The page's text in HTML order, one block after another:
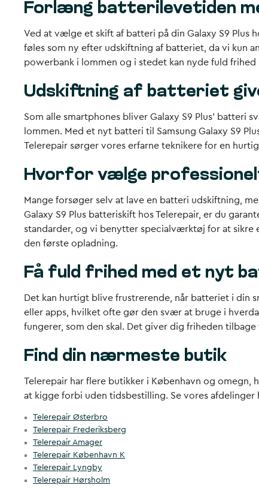
Forlæng batterilevetiden
Ved at vælge et skift af batteri på din Galaxy S9 Plus
føles som ny efter udskiftning af batteriet, da vi kun
powerbank i lommen og i stedet kan nyde fuld
Udskiftning af batteriet
Som alle smartphones bliver Galaxy S9 Plus’ batteri
lommen. Med et nyt batteri til Samsung Galaxy S9
Telerepair sørger vores erfarne teknikere for en
Hvorfor vælge
Mange forsøger selv at lave en batteri udskiftning,
Galaxy S9 Plus batteriskift hos Telerepair, er du
standarder, og vi benytter specialværktøj for at sikre
den første opladning.
Få fuld frihed med et nyt
Det kan hurtigt blive frustrerende, når batteriet i din
eller apps, hvilket ofte gør den svær at bruge i
fungerer, som den skal. Det giver dig friheden
Find din nærmeste butik
Telerepair har flere butikker i København og omegn,
at kigge forbi uden tidsbestilling. Se vores afdelinger
Telerepair Østerbro
Telerepair Frederiksberg
Telerepair Amager
Telerepair København K
Telerepair Lyngby
Telerepair Hørsholm